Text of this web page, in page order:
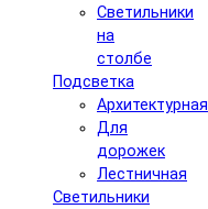
Светильники
на
столбе
Подсветка
Архитектурная
Для
дорожек
Лестничная
Светильники